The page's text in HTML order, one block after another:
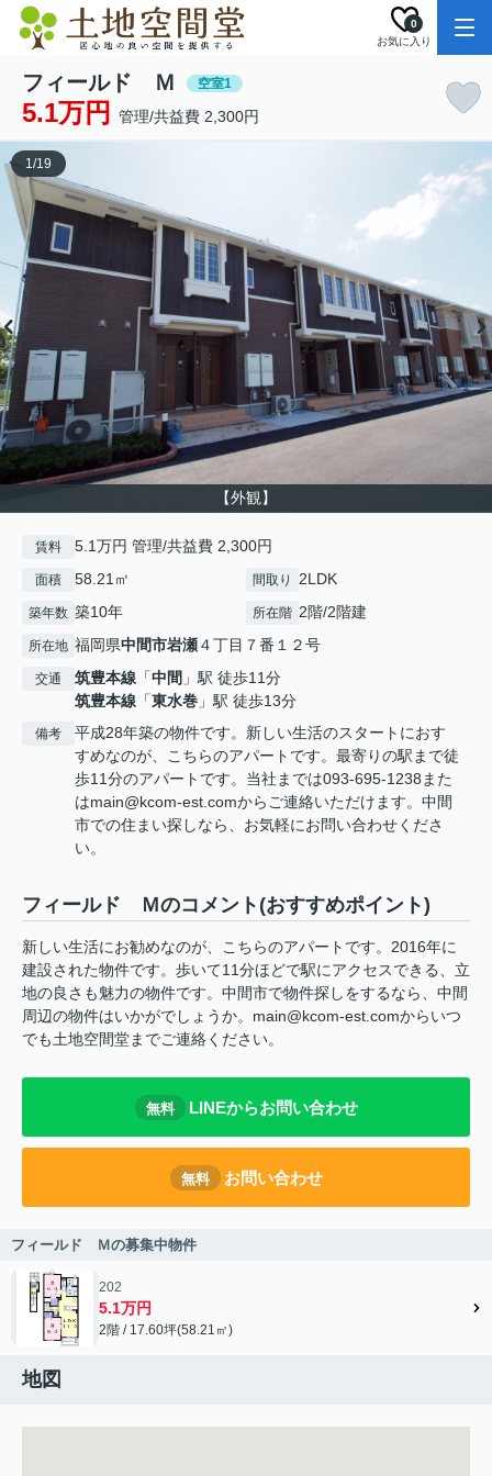
お気に入り
0
フィールド Ｍ 空室1
5.1万円 管理/共益費 2,300円
【外観】
1/19
賃料 5.1万円 管理/共益費 2,300円
面積 58.21㎡ 間取り 2LDK
築年数 築10年 所在階 2階/2階建
所在地 福岡県中間市岩瀬４丁目７番１２号
交通 筑豊本線 「中間 」駅 徒歩11分
筑豊本線 「東水巻 」駅 徒歩13分
備考
平成28年築の物件です。新しい生活のスタートにおす
すめなのが、こちらのアパートです。最寄りの駅まで徒
歩11分のアパートです。当社までは093-695-1238また
はmain@kcom-est.comからご連絡いただけます。中間
市での住まい探しなら、お気軽にお問い合わせくださ
い。
フィールド Ｍのコメント(おすすめポイント)
新しい生活にお勧めなのが、こちらのアパートです。2016年に
建設された物件です。歩いて11分ほどで駅にアクセスできる、立
地の良さも魅力の物件です。中間市で物件探しをするなら、中間
周辺の物件はいかがでしょうか。main@kcom-est.comからいつ
でも土地空間堂までご連絡ください。
無料 LINEからお問い合わせ
無料 お問い合わせ
フィールド Ｍの募集中物件
202
5.1万円
2階 / 17.60坪(58.21㎡)
地図